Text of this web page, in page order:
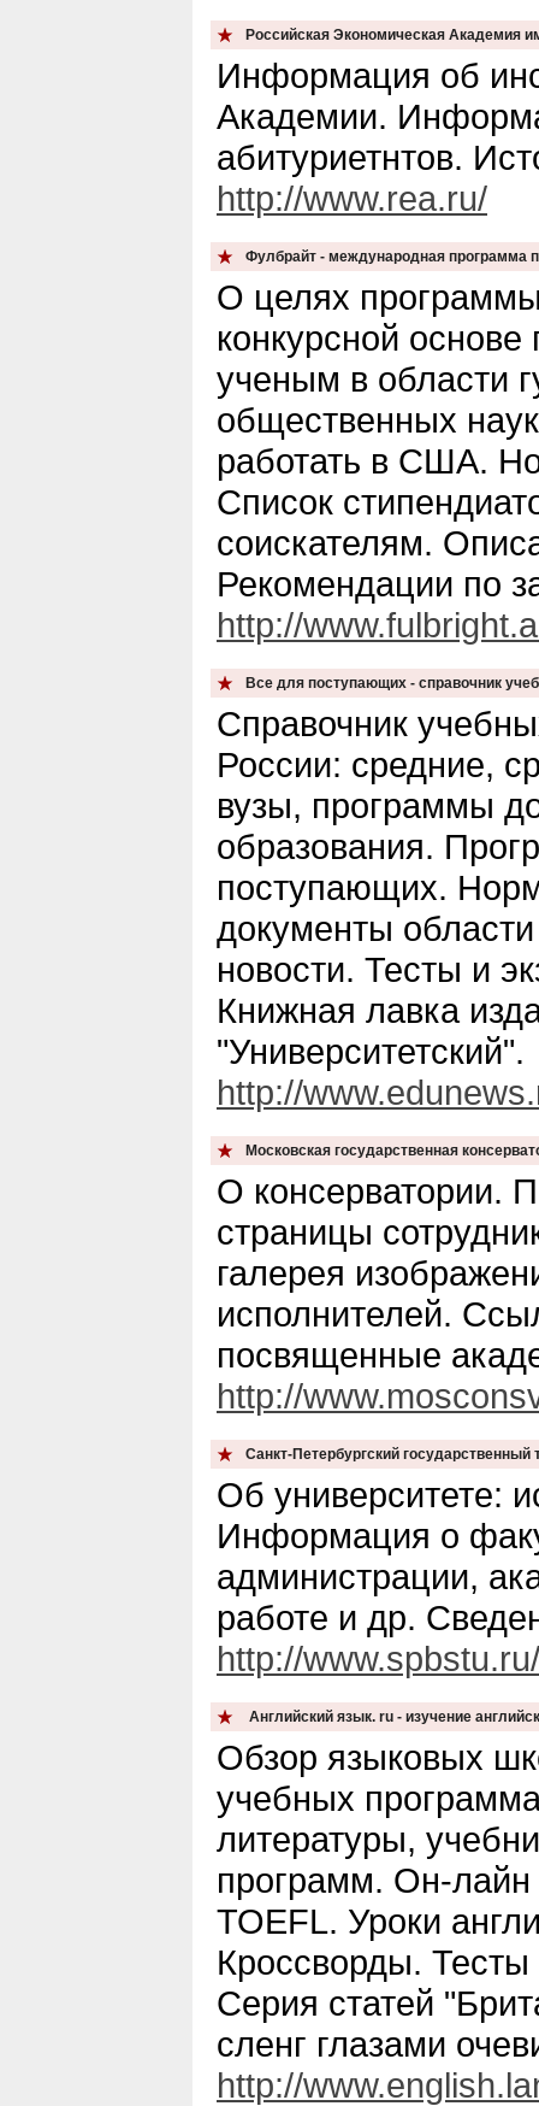
Российская Экономическая Академия
Информация об
Академии.
абитуриетнтов.
http://www.rea.ru/
Фулбрайт - международная программа
О целях
конкурсной основе
ученым в области
общественных
работать в США.
Список
соискателям.
Рекомендации по
http://
Все для поступающих - справочник
Справочник
России: средние,
вузы, программы
образования.
поступающих.
документы
новости. Тесты и
Книжная лавка
"Университетский".
http://
Московская государственная
О консерватории.
страницы
галерея
исполнителей.
посвященные
http://
Санкт-Петербургский государственный
Об университете:
Информация о
администрации,
работе и др.
http://www.spbstu.ru/
Английский язык. ru - изучение
Обзор языковых
учебных
литературы,
программ. Он-лайн
TOEFL. Уроки
Кроссворды.
Серия статей
сленг глазами
http://